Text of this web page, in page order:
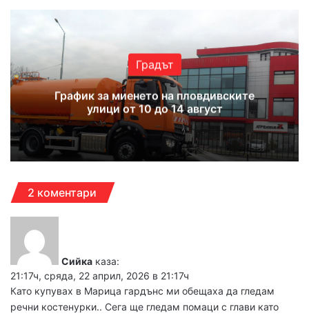
Градът
График за миенето на пловдивските
улици от 10 до 14 август
2 коментари
Сийка каза:
21:17ч, сряда, 22 април, 2026 в 21:17ч
Като купувах в Марица гардънс ми обещаха да гледам
речни костенурки.. Сега ще гледам помаци с глави като